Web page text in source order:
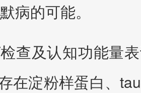
病的可能。
查及认知功能量
在淀粉样蛋白、